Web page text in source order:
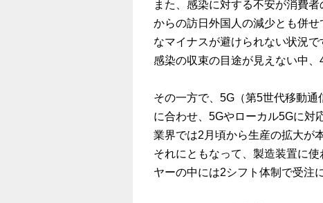
また、感染に対する不安が消費
からの訪日外国人の減少とも併
なマイナスが避けられない状況で
感染の収束の目途が見えない中
その一方で、5G（第5世代移動
に合わせ、5Gやローカル5Gに対
業界では2月頃から生産の拡大が
それにともなって、製造装置に
ヤーの中には2シフト体制で受注